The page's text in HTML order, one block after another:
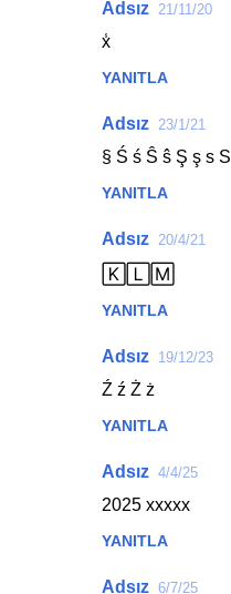
Adsız 21/11/20
x̾
YANITLA
Adsız 23/1/21
§ Ś ś Ŝ ŝ Ş ş ѕ S
YANITLA
Adsız 20/4/21
🄺🄻🄼
YANITLA
Adsız 19/12/23
Ź ź Ż ż
YANITLA
Adsız 4/4/25
2025 xxxxx
YANITLA
Adsız 6/7/25